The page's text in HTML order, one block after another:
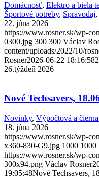
Domácnosť, Elektro a biela
Športové potreby, Spravodaj,
22. júna 2026
https://www.rosner.sk/wp-
0300.jpg 300 300 Václav
content/uploads/2022/10/
Rosner2026-06-22 18:16:58
26.týždeň 2026
Nové Techsavers,
Novinky, Výpočtová a
18. júna 2026
https://www.rosner.sk/wp-
x360-830-G9.jpg 1000 1000
https://www.rosner.sk/wp-
300x94.png Václav Rosner
19:05:48Nové Techsavers,